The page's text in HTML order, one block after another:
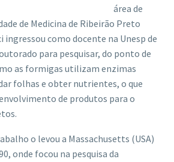
área de
de Medicina de Ribeirão Preto
ingressou como docente na Unesp de
para pesquisar, do ponto de
as formigas utilizam enzimas
folhas e obter nutrientes, o que
de produtos para o
o levou a Massachusetts (USA)
onde focou na pesquisa da